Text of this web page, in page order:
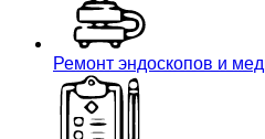
Ремонт эндоскопов и